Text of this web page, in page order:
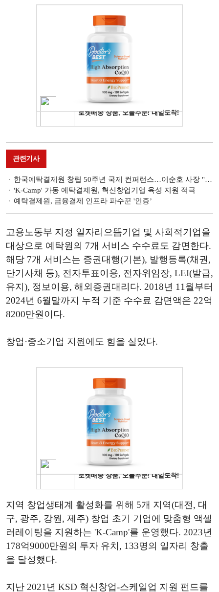
관련기사
한국예탁결제원 창립 50주년 국제 컨퍼런스…이순호 사장 "디지털 혁신 선두주자로"
'K-Camp' 가동 예탁결제원, 혁신창업기업 육성 지원 적극
예탁결제원, 금융결제 인프라 파수꾼 '인증’
고용노동부 지정 일자리으뜸기업 및 사회적기업을
대상으로 예탁원의 7개 서비스 수수료도 감면한다.
해당 7개 서비스는 증권대행(기본), 발행등록(채권,
단기사채 등), 전자투표이용, 전자위임장, LEI(발급,
유지), 정보이용, 해외증권대리다. 2018년 11월부터
2024년 6월말까지 누적 기준 수수료 감면액은 22억
8200만원이다.
창업·중소기업 지원에도 힘을 실었다.
지역 창업생태계 활성화를 위해 5개 지역(대전, 대
구, 광주, 강원, 제주) 창업 초기 기업에 맞춤형 액셀
러레이팅을 지원하는 'K-Camp'를 운영했다. 2023년
178억9000만원의 투자 유치, 133명의 일자리 창출
을 달성했다.
지난 2021년 KSD 혁신창업-스케일업 지원 펀드를